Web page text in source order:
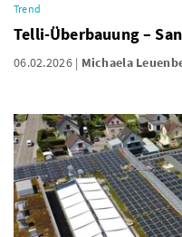
Trend
Telli-Überbauung –
06.02.2026 Michaela